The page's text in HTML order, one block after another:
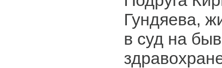
Гундяева,
в суд на